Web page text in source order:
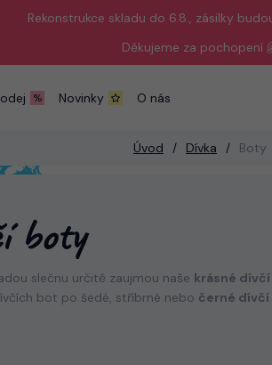
Rekonstrukce skladu do 6.8., zásilky
Děkujeme za pochopení
Novinky O nás
Úvod Dívka Boty
boty
slečnu určitě zaujmou naše krásné
bot po šedé, stříbrné nebo černé